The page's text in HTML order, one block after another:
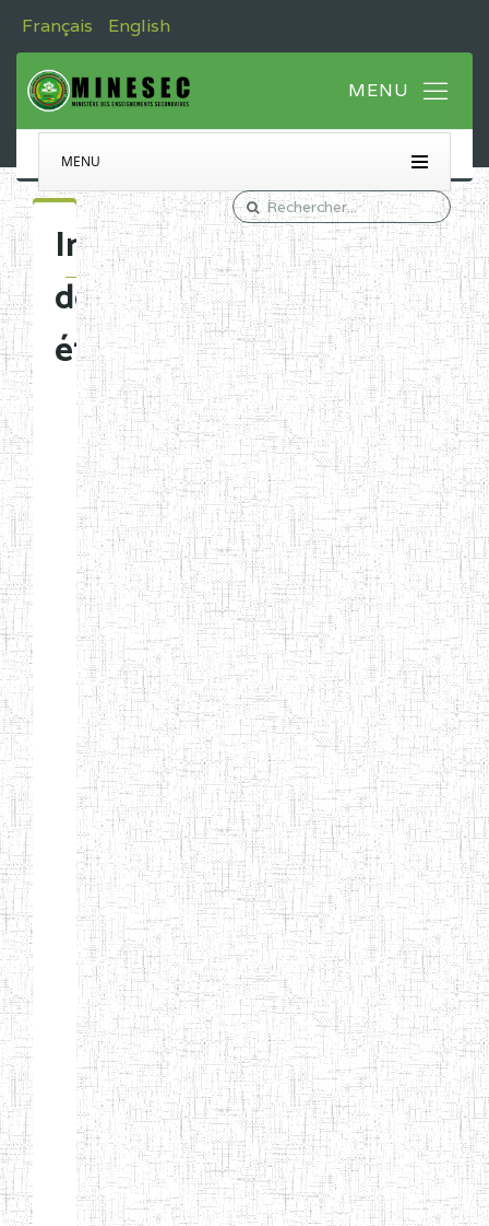
Français English
MENU
Immatriculation
des
établissements
Etablissements
d'enseignement
normal
ENI
Chercher:
Effacer les filtres
Denomination
Type
Nature
Arrondissement